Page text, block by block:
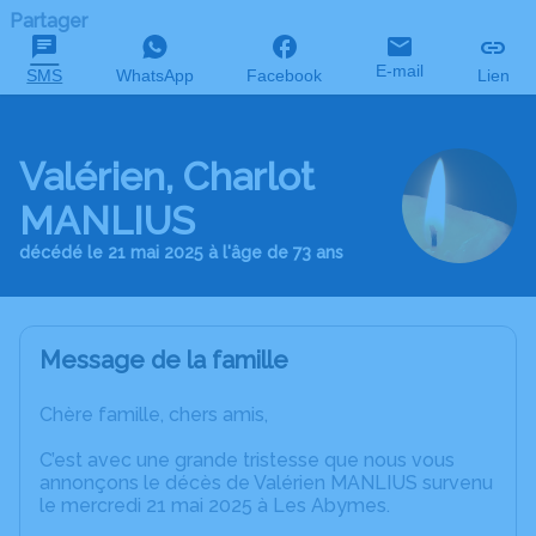
Partager
SMS WhatsApp Facebook E-mail Lien
Valérien, Charlot
MANLIUS
décédé le 21 mai 2025 à l'âge de 73 ans
Message de la famille
Chère famille, chers amis,
C’est avec une grande tristesse que nous vous
annonçons le décès de Valérien MANLIUS survenu
le mercredi 21 mai 2025 à Les Abymes.